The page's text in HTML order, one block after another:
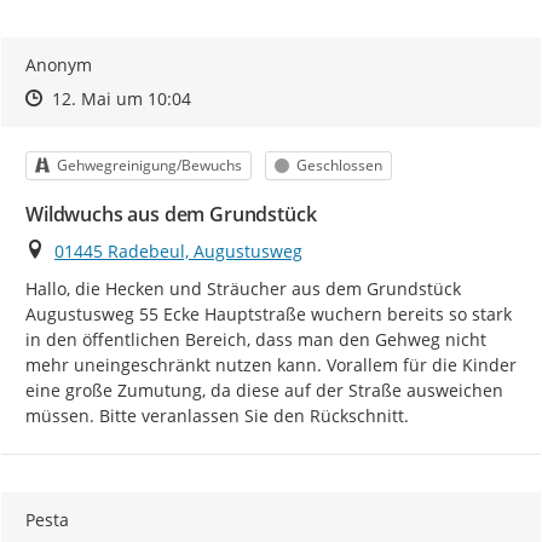
Anonym
Zeitpunkt des Erstellens
Zeitpunkt des Erstellens
12. Mai um 10:04Zur Äußerung
Kategorie
Gehwegreinigung/Bewuchs Status
Geschlossen
Wildwuchs aus dem Grundstück
Ort
01445 Radebeul, Augustusweg
Hallo, die Hecken und Sträucher aus dem Grundstück
Augustusweg 55 Ecke Hauptstraße wuchern bereits so stark
in den öffentlichen Bereich, dass man den Gehweg nicht
mehr uneingeschränkt nutzen kann. Vorallem für die Kinder
eine große Zumutung, da diese auf der Straße ausweichen
müssen. Bitte veranlassen Sie den Rückschnitt.
Pesta